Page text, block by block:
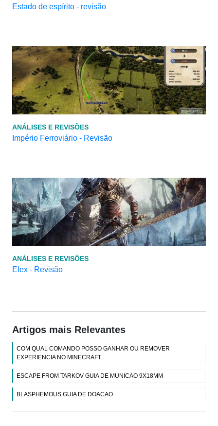
Estado de espírito - revisão
ANÁLISES E REVISÕES
Império Ferroviário - Revisão
ANÁLISES E REVISÕES
Elex - Revisão
Artigos mais Relevantes
COM QUAL COMANDO POSSO GANHAR OU REMOVER
EXPERIENCIA NO MINECRAFT
ESCAPE FROM TARKOV GUIA DE MUNICAO 9X18MM
BLASPHEMOUS GUIA DE DOACAO